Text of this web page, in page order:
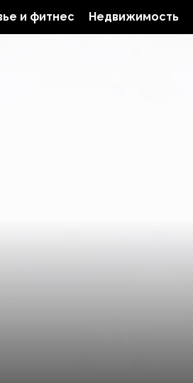
и фитнес Недвижимость